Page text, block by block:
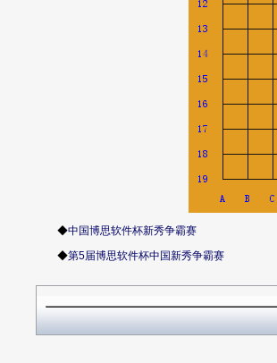
◆中国博思软件杯新秀争霸赛
◆第5届博思软件杯中国新秀争霸赛